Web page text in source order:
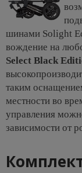
шинами Solight
вождение на
Select Black
таким
местности во
управления
зависимости от